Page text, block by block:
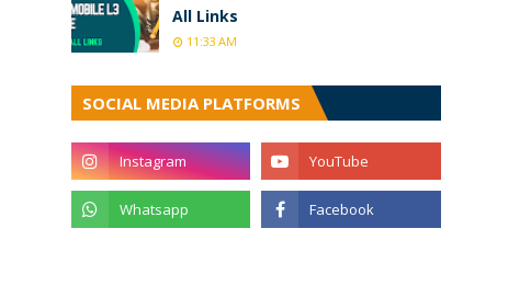
All Links
11:33 AM
SOCIAL MEDIA PLATFORMS